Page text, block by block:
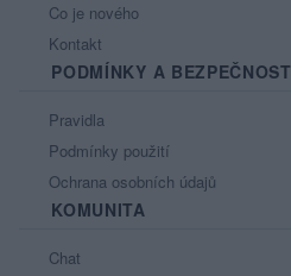
Co je nového
Kontakt
PODMÍNKY A BEZPEČNOST
Pravidla
Podmínky použití
Ochrana osobních údajů
KOMUNITA
Chat